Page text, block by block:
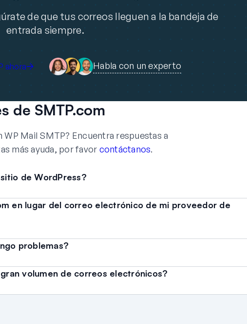
de que tus correos lleguen a la bandeja de
entrada siempre.
ahora Habla con un experto
de SMTP.com
Mail SMTP? Encuentra respuestas a
más ayuda, por favor contáctanos.
de WordPress?
en lugar del correo electrónico de mi proveedor de
problemas?
volumen de correos electrónicos?